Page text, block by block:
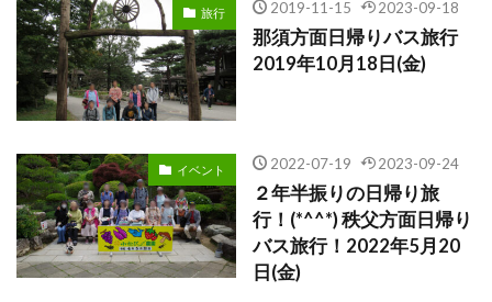
旅行 2019-11-15 2023-09-18
那須方面日帰りバス旅行
2019年10月18日(金)
イベント 2022-07-19 2023-09-24
２年半振りの日帰り旅
行！(*^^*) 秩父方面日帰り
バス旅行！2022年5月20
日(金)